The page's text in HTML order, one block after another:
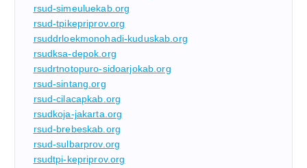
rsud-simeuluekab.org
rsud-tpikepriprov.org
rsuddrloekmonohadi-kuduskab.org
rsudksa-depok.org
rsudrtnotopuro-sidoarjokab.org
rsud-sintang.org
rsud-cilacapkab.org
rsudkoja-jakarta.org
rsud-brebeskab.org
rsud-sulbarprov.org
rsudtpi-kepriprov.org